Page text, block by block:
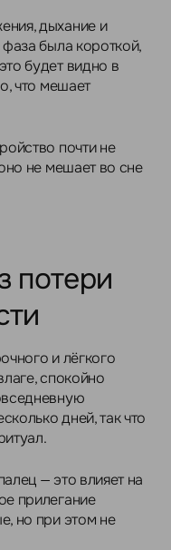
дыхание и
была короткой,
будет видно в
что мешает
почти не
не мешает во сне
потери
и лёгкого
спокойно
дней, так что
— это влияет на
прилегание
но при этом не